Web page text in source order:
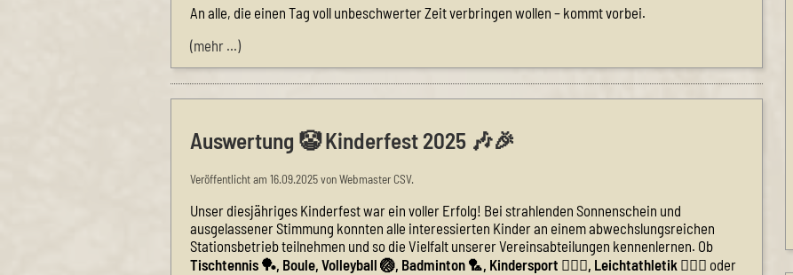
An alle, die einen Tag voll unbeschwerter Zeit verbringen wollen – kommt vorbei.
(mehr …)
Auswertung 🤡 Kinderfest 2025 🎶🎉
Veröffentlicht am 16.09.2025 von Webmaster CSV.
Unser diesjähriges Kinderfest war ein voller Erfolg! Bei strahlenden Sonnenschein und
ausgelassener Stimmung konnten alle interessierten Kinder an einem abwechslungsreichen
Stationsbetrieb teilnehmen und so die Vielfalt unserer Vereinsabteilungen kennenlernen. Ob
Tischtennis 🏓, Boule, Volleyball 🏐, Badminton 🏸, Kindersport 🤸🏻‍♀️, Leichtathletik 🏃🏼‍♂️ oder